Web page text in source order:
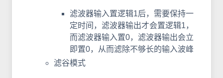
滤波器输入置逻辑1后，需要保持一
定时间，滤波器输出才会置逻辑1，
而滤波器输入置0，滤波器输出会立
即置0，从而滤除不够长的输入波峰
滤谷模式